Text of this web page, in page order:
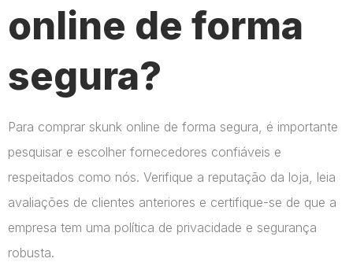
online de forma
segura?
Para comprar skunk online de forma segura, é importante
pesquisar e escolher fornecedores confiáveis e
respeitados como nós. Verifique a reputação da loja, leia
avaliações de clientes anteriores e certifique-se de que a
empresa tem uma política de privacidade e segurança
robusta.